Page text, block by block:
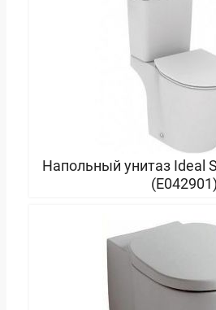
Напольный унитаз Ideal
(E042901)